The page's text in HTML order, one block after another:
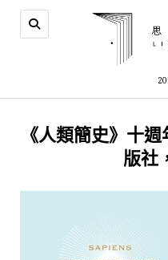
《人類簡史》十
版社